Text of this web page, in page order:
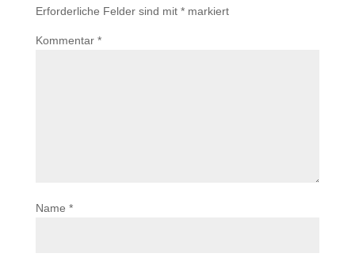
Erforderliche Felder sind mit *markiert
Kommentar *
Name *